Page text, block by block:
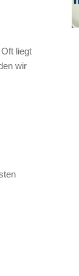
liegt
wir